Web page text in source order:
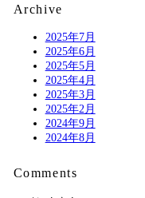
Archive
2025年7月
2025年6月
2025年5月
2025年4月
2025年3月
2025年2月
2024年9月
2024年8月
Comments